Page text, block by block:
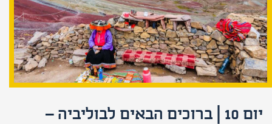
יום 10 | ברוכים הבאים לבוליביה –